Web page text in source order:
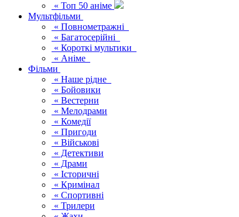
« Топ 50 аніме
Мультфільми
« Повнометражні
« Багатосерійні
« Короткі мультики
« Аніме
Фільми
« Наше рідне
« Бойовики
« Вестерни
« Мелодрами
« Комедії
« Пригоди
« Військові
« Детективи
« Драми
« Історичні
« Кримінал
« Спортивні
« Трилери